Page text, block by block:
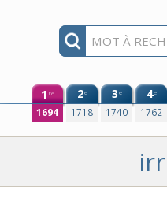
1 re
1694
2e
1718
3e
1740
4e
1762